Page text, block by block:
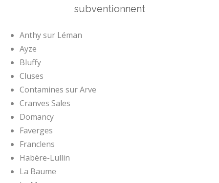
subventionnent
Anthy sur Léman
Ayze
Bluffy
Cluses
Contamines sur Arve
Cranves Sales
Domancy
Faverges
Franclens
Habère-Lullin
La Baume